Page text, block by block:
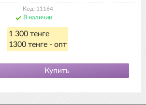
Код: 11164
В наличии
1 300 тенге
1300 тенге - опт
Купить